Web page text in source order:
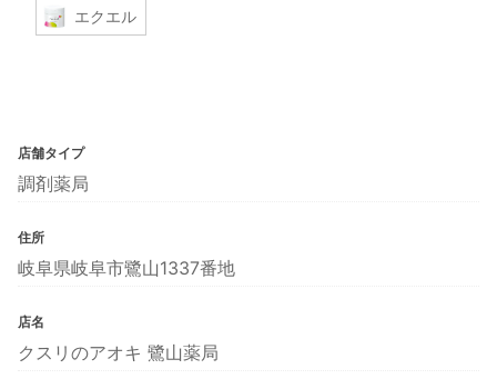
エクエル
店舗タイプ
調剤薬局
住所
岐阜県岐阜市鷺山1337番地
店名
クスリのアオキ 鷺山薬局